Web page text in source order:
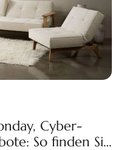
Cyber-
So finden Sie